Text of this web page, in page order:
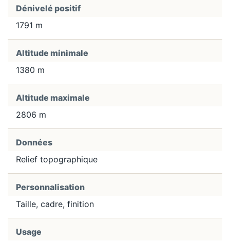
Dénivelé positif
1791 m
Altitude minimale
1380 m
Altitude maximale
2806 m
Données
Relief topographique
Personnalisation
Taille, cadre, finition
Usage